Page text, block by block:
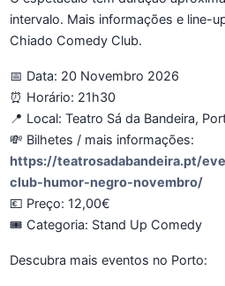
intervalo. Mais informações e line-
Chiado Comedy Club.
📅 Data: 20 Novembro 2026
⏰ Horário: 21h30
📍 Local: Teatro Sá da Bandeira,
💸 Bilhetes / mais informações:
https://teatrosadabandeira.pt/
club-humor-negro-novembro/
💶 Preço: 12,00€
🎟️ Categoria: Stand Up Comedy
Descubra mais eventos no Porto: